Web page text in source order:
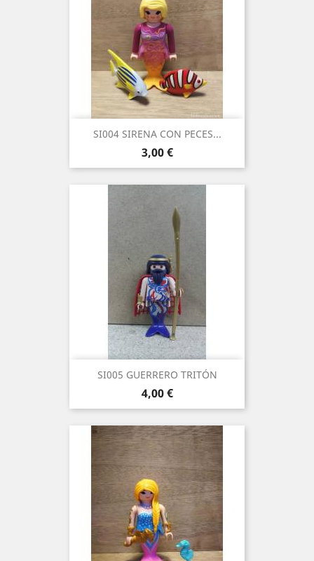
SI004 SIRENA CON PECES...
Precio
3,00 €
SI005 GUERRERO TRITÓN
Precio
4,00 €